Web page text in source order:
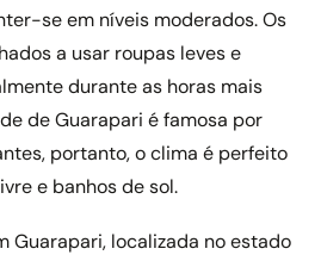
se em níveis moderados. Os
a usar roupas leves e
durante as horas mais
de Guarapari é famosa por
portanto, o clima é perfeito
e banhos de sol.
Guarapari, localizada no estado